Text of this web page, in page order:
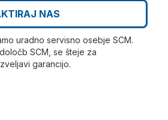
NAS
uradno servisno osebje SCM.
SCM, se šteje za
garancijo.